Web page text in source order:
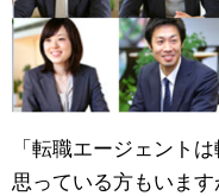
「転職エージェント
思っている方もいます